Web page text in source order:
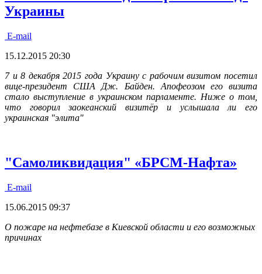
Украины
E-mail
15.12.2015 20:30
7 и 8 декабря 2015 года Украину с рабочим визитом посетил
вице-президент США Дж. Байден. Апофеозом его визита
стало выступление в украинском парламенте. Ниже о том,
что говорил заокеанский визитёр и услышала ли его
украинская "элита"
"Самоликвидация" «БРСМ-Нафта»
E-mail
15.06.2015 09:37
О пожаре на нефтебазе в Киевской области и его возможных
причинах